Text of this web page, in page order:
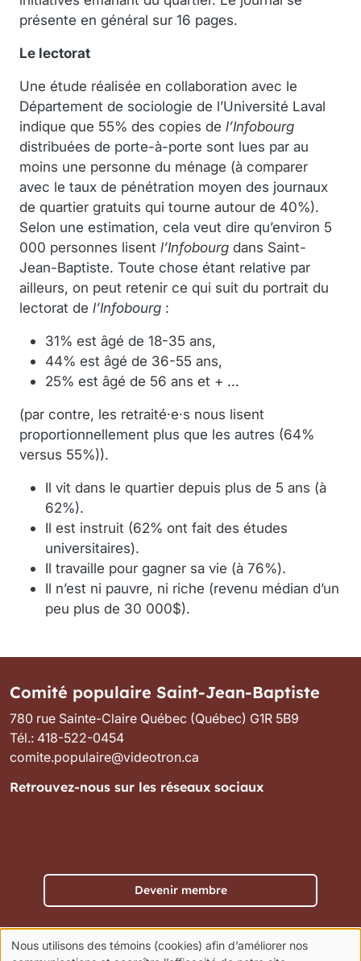
présente en général sur 16 pages.
Le lectorat
Une étude réalisée en collaboration avec le
Département de sociologie de l’Université Laval
indique que 55% des copies de l’Infobourg
distribuées de porte-à-porte sont lues par au
moins une personne du ménage (à comparer
avec le taux de pénétration moyen des journaux
de quartier gratuits qui tourne autour de 40%).
Selon une estimation, cela veut dire qu’environ 5
000 personnes lisent l’Infobourg dans Saint-
Jean-Baptiste. Toute chose étant relative par
ailleurs, on peut retenir ce qui suit du portrait du
lectorat de l’Infobourg :
31% est âgé de 18-35 ans,
44% est âgé de 36-55 ans,
25% est âgé de 56 ans et + ...
(par contre, les retraité·e·s nous lisent
proportionnellement plus que les autres (64%
versus 55%)).
Il vit dans le quartier depuis plus de 5 ans (à
62%).
Il est instruit (62% ont fait des études
universitaires).
Il travaille pour gagner sa vie (à 76%).
Il n’est ni pauvre, ni riche (revenu médian d’un
peu plus de 30 000$).
Comité populaire Saint-Jean-Baptiste
780 rue Sainte-Claire Québec (Québec) G1R 5B9
Tél.: 418-522-0454
comite.populaire@videotron.ca
Retrouvez-nous sur les réseaux sociaux
Devenir membre
Rechercher
Rechercher
Nous utilisons des témoins (cookies) afin d’améliorer nos